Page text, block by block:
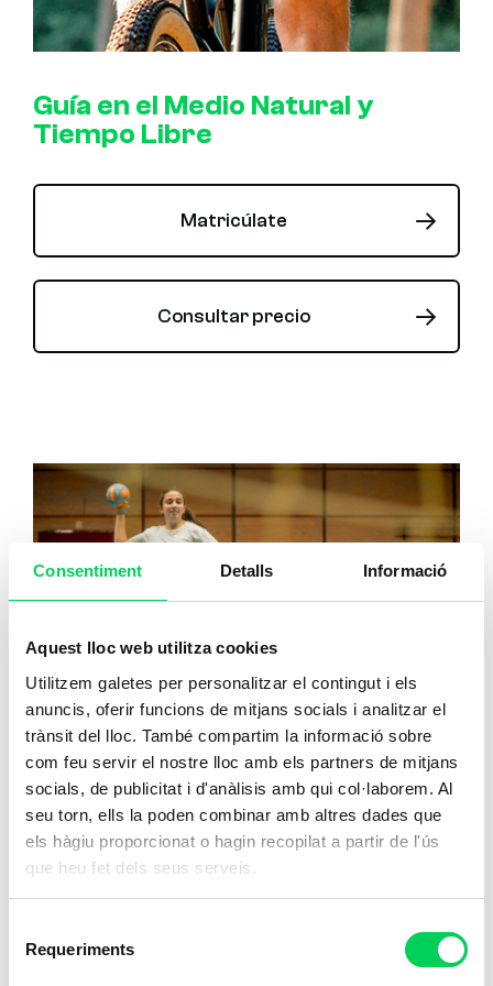
Consentiment Detalls Informació
Aquest lloc web utilitza cookies
Utilitzem galetes per personalitzar el contingut i els
anuncis, oferir funcions de mitjans socials i analitzar el
trànsit del lloc. També compartim la informació sobre
com feu servir el nostre lloc amb els partners de mitjans
socials, de publicitat i d'anàlisis amb qui col·laborem. Al
seu torn, ells la poden combinar amb altres dades que
els hàgiu proporcionat o hagin recopilat a partir de l'ús
que heu fet dels seus serveis.
Requeriments
Guía en el Medio Natural y
Tiempo Libre
Matricúlate
Consultar precio
Enseñanza y Animación
Sociodeportiva